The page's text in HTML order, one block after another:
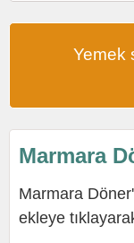
Yemek
Marmara
Marmara
ekleye